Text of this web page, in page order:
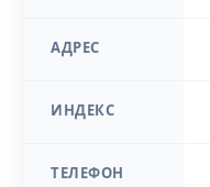
АДРЕС
ИНДЕКС
ТЕЛЕФОН